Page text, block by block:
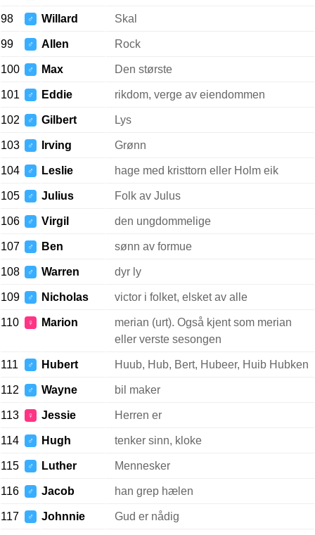
98 ♂ Willard Skal
99 ♂ Allen Rock
100 ♂ Max Den største
101 ♂ Eddie rikdom, verge av eiendommen
102 ♂ Gilbert Lys
103 ♂ Irving Grønn
104 ♂ Leslie hage med kristtorn eller Holm eik
105 ♂ Julius Folk av Julus
106 ♂ Virgil den ungdommelige
107 ♂ Ben sønn av formue
108 ♂ Warren dyr ly
109 ♂ Nicholas victor i folket, elsket av alle
110 ♀ Marion
merian (urt). Også kjent som merian
eller verste sesongen
111 ♂ Hubert Huub, Hub, Bert, Hubeer, Huib Hubken
112 ♂ Wayne bil maker
113 ♀ Jessie Herren er
114 ♂ Hugh tenker sinn, kloke
115 ♂ Luther Mennesker
116 ♂ Jacob han grep hælen
117 ♂ Johnnie Gud er nådig